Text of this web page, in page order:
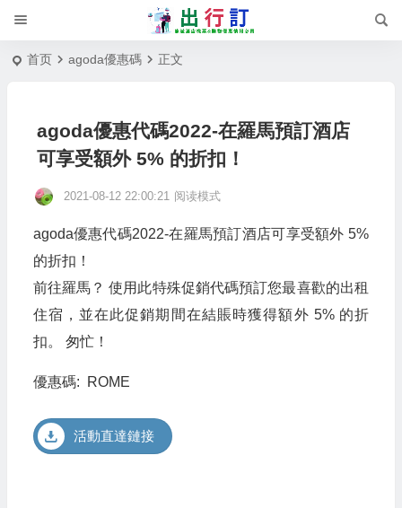
首页 agoda優惠碼 正文
agoda優惠代碼2022-在羅馬預訂酒店
可享受額外 5% 的折扣！
2021-08-12 22:00:21 阅读模式
agoda優惠代碼2022-在羅馬預訂酒店可享受額外 5%
的折扣！
前往羅馬？ 使用此特殊促銷代碼預訂您最喜歡的出租
住宿，並在此促銷期間在結賬時獲得額外 5% 的折
扣。 匆忙！
優惠碼: ROME
活動直達鏈接